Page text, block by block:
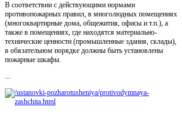
В соответствии с действующими нормами
противопожарных правил, в многолюдных помещениях
(многоквартирные дома, общежития, офисы и т.п.), а
также в помещениях, где находятся материально-
технические ценности (промышленные здания, склады),
в обязательном порядке должны быть установлены
пожарные шкафы.
...